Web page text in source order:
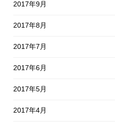
2017年9月
2017年8月
2017年7月
2017年6月
2017年5月
2017年4月